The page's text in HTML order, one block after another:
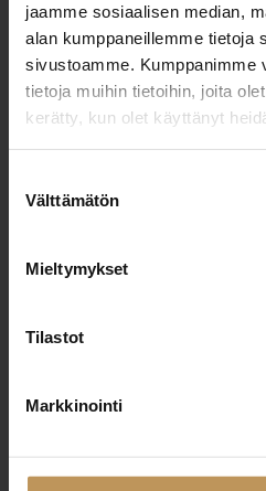
jaamme sosiaalisen median,
alan kumppaneillemme tietoja
sivustoamme. Kumppanimme
tietoja muihin tietoihin, joita
kerätty, kun olet käyttänyt
valinta
Välttämätön
Mieltymykset
Tilastot
Markkinointi
"*" näyttää pakolliset
Aihe